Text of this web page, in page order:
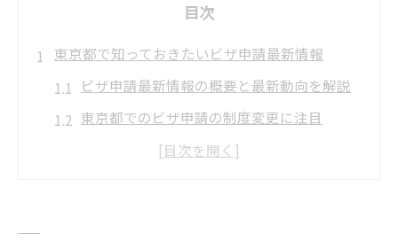
目次
東京都で知っておきたいビザ申請最新情報
ビザ申請最新情報の概要と最新動向を解説
東京都でのビザ申請の制度変更に注目
申請前に知るべきビザ申請の基礎知識